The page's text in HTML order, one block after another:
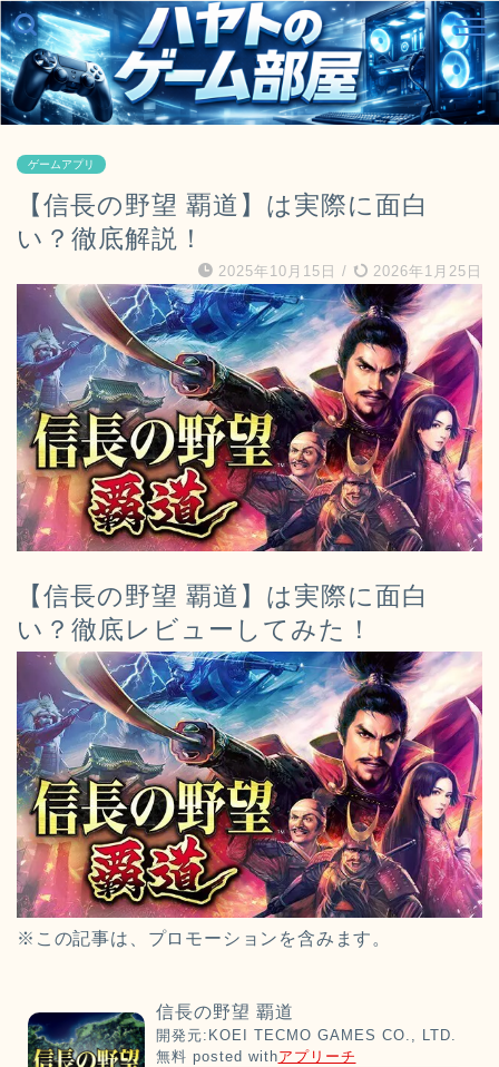
ゲームアプリ
【信長の野望 覇道】は実際に面白
い？徹底解説！
2025年10月15日 / 2026年1月25日
【信長の野望 覇道】は実際に面白
い？徹底レビューしてみた！
※この記事は、プロモーションを含みます。
信長の野望 覇道
開発元: KOEI TECMO GAMES CO., LTD.
無料 posted withアプリーチ